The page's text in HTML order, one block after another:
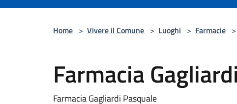
Home > Vivere il Comune > Luoghi > Farmacie >
Farmacia
Farmacia Gagliardi Pasquale